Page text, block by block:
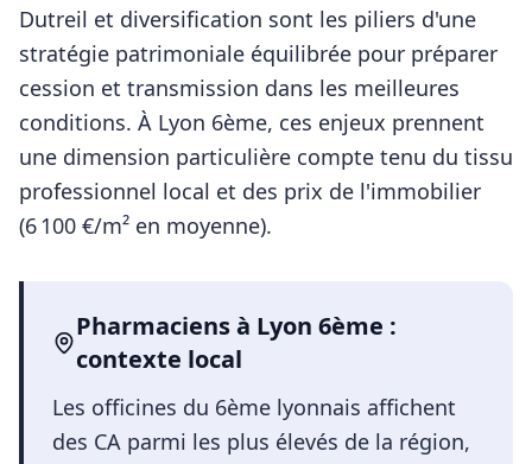
Dutreil et diversification sont les piliers d'une
stratégie patrimoniale équilibrée pour préparer
cession et transmission dans les meilleures
conditions. À Lyon 6ème, ces enjeux prennent
une dimension particulière compte tenu du tissu
professionnel local et des prix de l'immobilier
(6 100 €/m² en moyenne).
Pharmaciensà Lyon 6ème :
contexte local
Les officines du 6ème lyonnais affichent
des CA parmi les plus élevés de la région,